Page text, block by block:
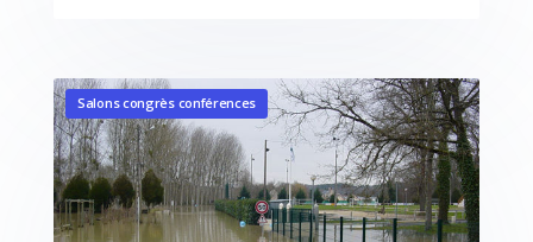
Salons congrès conférences